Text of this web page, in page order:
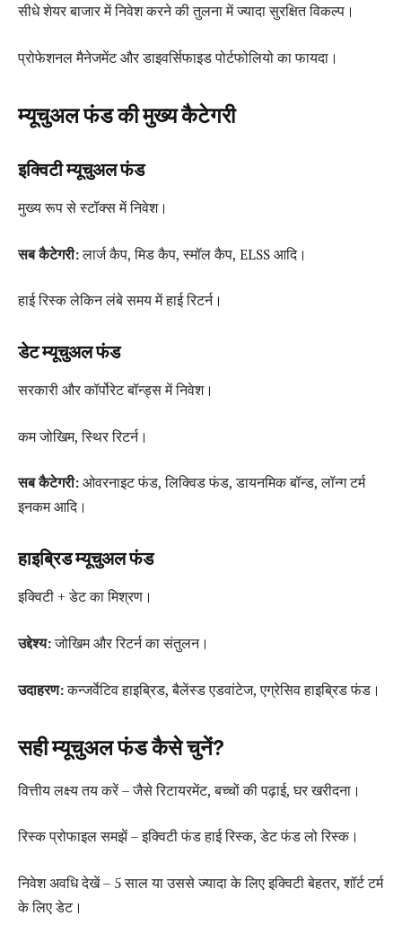
सीधे शेयर बाजार में निवेश करने की तुलना में ज्यादा सुरक्षित विकल्प।
प्रोफेशनल मैनेजमेंट और डाइवर्सिफाइड पोर्टफोलियो का फायदा।
म्यूचुअल फंड की मुख्य कैटेगरी
इक्विटी म्यूचुअल फंड
मुख्य रूप से स्टॉक्स में निवेश।
सब कैटेगरी:लार्ज कैप, मिड कैप, स्मॉल कैप, ELSS आदि।
हाई रिस्क लेकिन लंबे समय में हाई रिटर्न।
डेट म्यूचुअल फंड
सरकारी और कॉर्पोरेट बॉन्ड्स में निवेश।
कम जोखिम, स्थिर रिटर्न।
सब कैटेगरी:ओवरनाइट फंड, लिक्विड फंड, डायनमिक बॉन्ड, लॉन्ग टर्म
इनकम आदि।
हाइब्रिड म्यूचुअल फंड
इक्विटी + डेट का मिश्रण।
उद्देश्य:जोखिम और रिटर्न का संतुलन।
उदाहरण:कन्जर्वेटिव हाइब्रिड, बैलेंस्ड एडवांटेज, एग्रेसिव हाइब्रिड फंड।
सही म्यूचुअल फंड कैसे चुनें?
वित्तीय लक्ष्य तय करें – जैसे रिटायरमेंट, बच्चों की पढ़ाई, घर खरीदना।
रिस्क प्रोफाइल समझें – इक्विटी फंड हाई रिस्क, डेट फंड लो रिस्क।
निवेश अवधि देखें – 5 साल या उससे ज्यादा के लिए इक्विटी बेहतर, शॉर्ट टर्म
के लिए डेट।